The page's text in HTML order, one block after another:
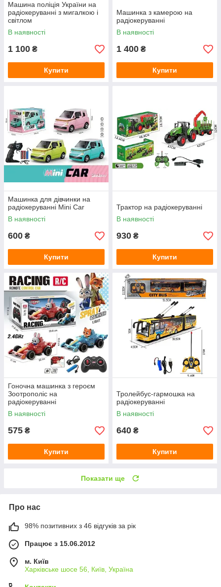
Машина поліція України на
радіокеруванні з мигалкою і
світлом
В наявності
1 100 ₴
Купити
Машинка з камерою на
радіокеруванні
В наявності
1 400 ₴
Купити
Машинка для дівчинки на
радіокеруванні Mini Car
В наявності
600 ₴
Купити
Трактор на радіокеруванні
В наявності
930 ₴
Купити
Гоночна машинка з героєм
Зоотрополіс на
радіокеруванні
В наявності
575 ₴
Купити
Тролейбус-гармошка на
радіокеруванні
В наявності
640 ₴
Купити
Показати ще
Про нас
98% позитивних з 46 відгуків за рік
Працює з 15.06.2012
м. Київ
Харківське шосе 56, Київ, Україна